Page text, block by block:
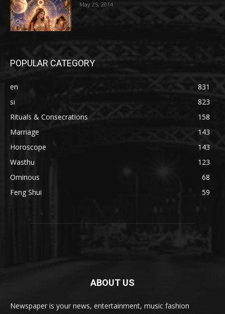
May 25, 2014
POPULAR CATEGORY
en
831
si
823
Rituals & Consecrations
158
Marriage
143
Horoscope
143
Wasthu
123
Ominous
68
Feng Shui
59
ABOUT US
Newspaper is your news, entertainment, music fashion